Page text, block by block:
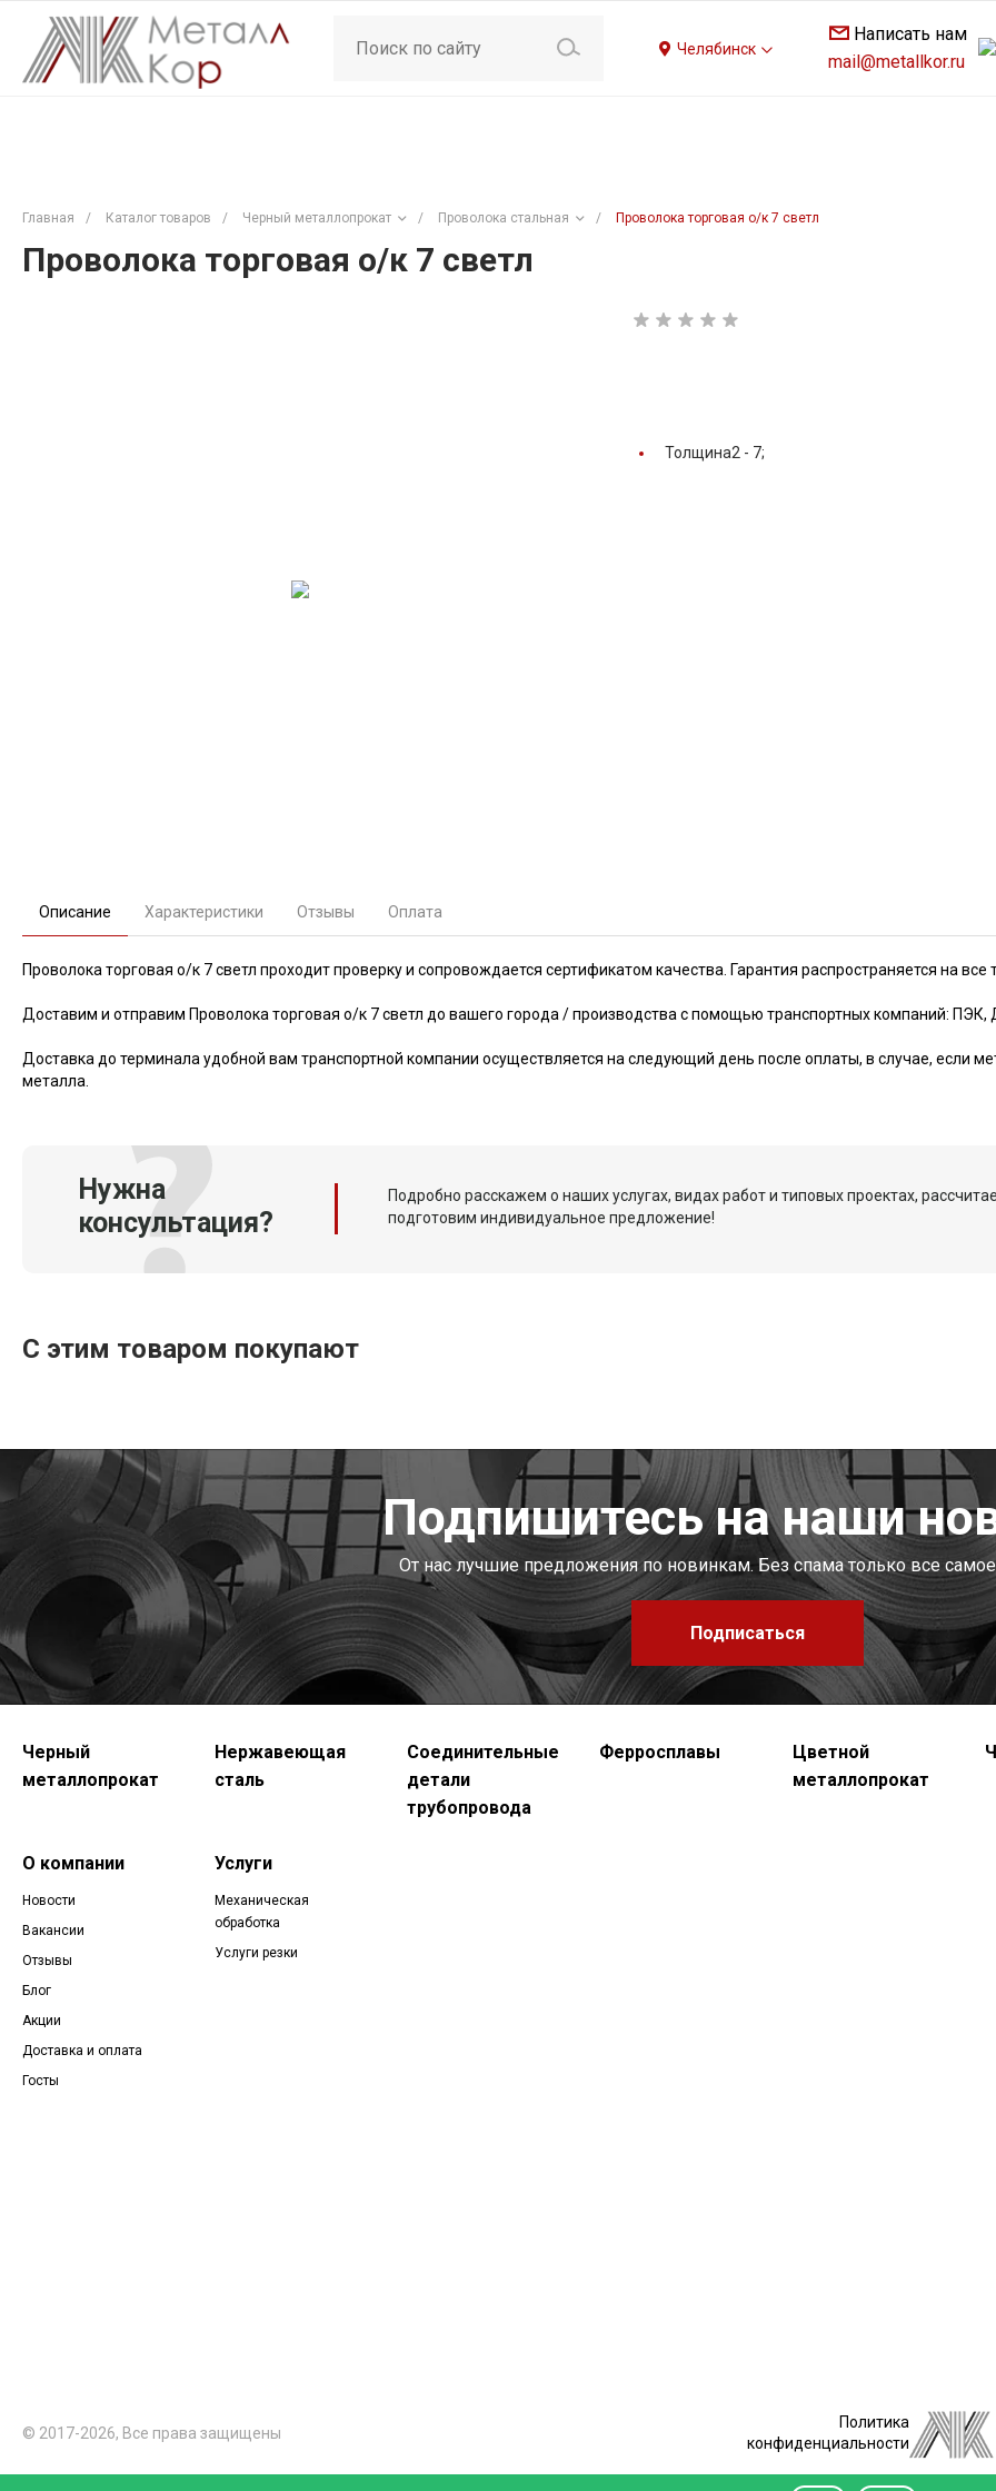
Челябинск
Написать нам
mail@metallkor.ru
Главная / Каталог товаров / Черный металлопрокат / Проволока стальная / Проволока торговая о/к 7 светл
Проволока торговая о/к 7 светл
Толщина2 - 7;
Описание Характеристики Отзывы Оплата
Проволока торговая о/к 7 светл проходит проверку и сопровождается сертификатом качества. Гарантия распространяется на все
Доставим и отправим Проволока торговая о/к 7 светл до вашего города / производства с помощью транспортных компаний:
Доставка до терминала удобной вам транспортной компании осуществляется на следующий день после оплаты, в случае, если
металла.
Нужна
консультация?
Подробно расскажем о наших услугах, видах работ и типовых проектах,
подготовим индивидуальное предложение!
С этим товаром покупают
Подпишитесь на наши
От нас лучшие предложения по новинкам. Без спама только все
Подписаться
Черный
металлопрокат
Нержавеющая
сталь
Соединительные
детали
трубопровода
Ферросплавы
Цветной
металлопрокат
О компании
Новости
Вакансии
Отзывы
Блог
Акции
Доставка и оплата
Госты
Услуги
Механическая
обработка
Услуги резки
© 2017-2026, Все права защищены
Политика
конфиденциальности